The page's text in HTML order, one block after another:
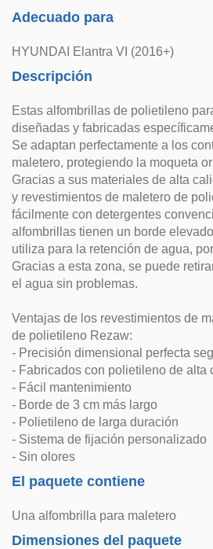
Adecuado para
HYUNDAI Elantra VI (2016+)
Descripción
Estas alfombrillas de polietileno
diseñadas y fabricadas
Se adaptan perfectamente a los
maletero, protegiendo la moqueta
Gracias a sus materiales de alta
y revestimientos de maletero de
fácilmente con detergentes
alfombrillas tienen un borde
utiliza para la retención de agua,
Gracias a esta zona, se puede
el agua sin problemas.
Ventajas de los revestimientos de
de polietileno Rezaw:
- Precisión dimensional perfecta
- Fabricados con polietileno de alta
- Fácil mantenimiento
- Borde de 3 cm más largo
- Polietileno de larga duración
- Sistema de fijación personalizado
- Sin olores
El paquete contiene
Una alfombrilla para maletero
Dimensiones del paquete